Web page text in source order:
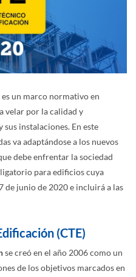
es un marco normativo en
velar por la calidad y
instalaciones. En este
va adaptándose a los nuevos
debe enfrentar la sociedad
para edificios cuya
de junio de 2020 e incluirá a las
(CTE)
se creó en el año 2006 como un
de los objetivos marcados en